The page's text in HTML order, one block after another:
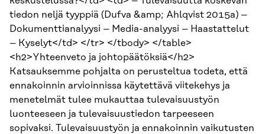
tiedon neljä tyyppiä (Dufva &amp; Ahlqvist 2015a) –
Dokumenttianalyysi – Media-analyysi – Haastattelut
– Kyselyt</td> </tr> </tbody> </table>
<h2>Yhteenveto ja johtopäätöksiä</h2>
Katsauksemme pohjalta on perusteltua todeta, että
ennakoinnin arvioinnissa käytettävä viitekehys ja
menetelmät tulee mukauttaa tulevaisuustyön
luonteeseen ja tulevaisuustiedon tarpeeseen
sopivaksi. Tulevaisuustyön ja ennakoinnin vaikutusten